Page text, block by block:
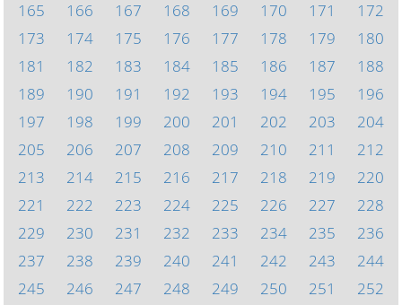
165
166 167 168 169 170 171
172
173
174 175 176 177 178 179
180
181
182 183 184 185 186 187
188
189
190 191 192 193 194 195
196
197
198 199 200 201 202 203
204
205
206 207 208 209 210 211
212
213
214 215 216 217 218 219
220
221
222 223 224 225 226 227
228
229
230 231 232 233 234 235
236
237
238 239 240 241 242 243
244
245
246 247 248 249 250 251
252